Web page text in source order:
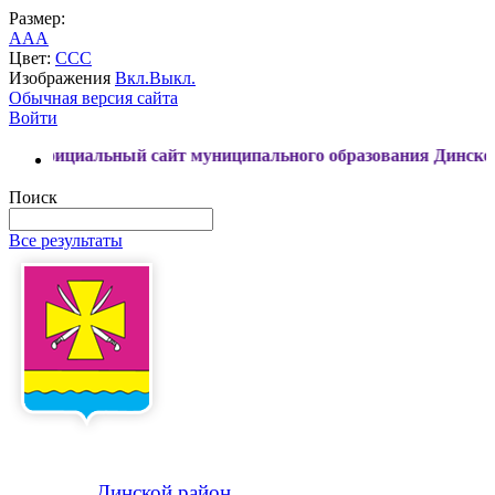
Размер:
AAA
Цвет: CCC
Изображения Вкл.Выкл.
Обычная версия сайта
Войти
сайт муниципального образования Динской район
Поиск
Все результаты